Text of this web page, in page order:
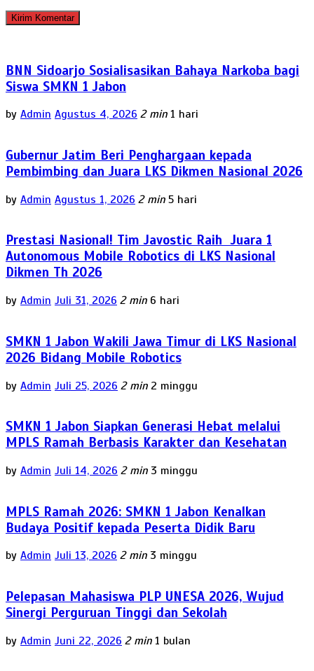
BNN Sidoarjo Sosialisasikan Bahaya Narkoba bagi
Siswa SMKN 1 Jabon
by Admin Agustus 4, 2026 2 min 1 hari
Gubernur Jatim Beri Penghargaan kepada
Pembimbing dan Juara LKS Dikmen Nasional 2026
by Admin Agustus 1, 2026 2 min 5 hari
Prestasi Nasional! Tim Javostic Raih Juara 1
Autonomous Mobile Robotics di LKS Nasional
Dikmen Th 2026
by Admin Juli 31, 2026 2 min 6 hari
SMKN 1 Jabon Wakili Jawa Timur di LKS Nasional
2026 Bidang Mobile Robotics
by Admin Juli 25, 2026 2 min 2 minggu
SMKN 1 Jabon Siapkan Generasi Hebat melalui
MPLS Ramah Berbasis Karakter dan Kesehatan
by Admin Juli 14, 2026 2 min 3 minggu
MPLS Ramah 2026: SMKN 1 Jabon Kenalkan
Budaya Positif kepada Peserta Didik Baru
by Admin Juli 13, 2026 2 min 3 minggu
Pelepasan Mahasiswa PLP UNESA 2026, Wujud
Sinergi Perguruan Tinggi dan Sekolah
by Admin Juni 22, 2026 2 min 1 bulan